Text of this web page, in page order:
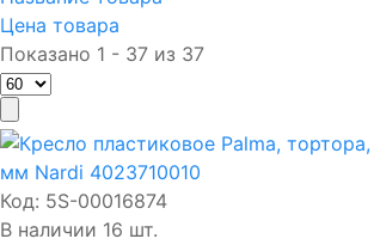
Цена товара
Показано 1 - 37 из 37
Код: 5S-00016874
В наличии 16 шт.